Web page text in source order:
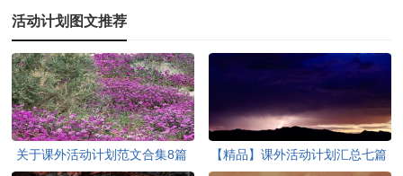
活动计划图文推荐
关于课外活动计划范文合集8篇 【精品】课外活动计划汇总七篇